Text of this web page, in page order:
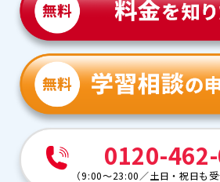
0120-
（9:00～23:00／土日・祝日も